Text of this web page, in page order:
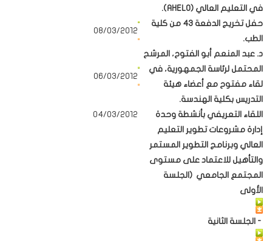
في التعليم العالي (AHELO).
حفل تخريج الدفعة 43 من كلية
الطب.
08/03/2012
د. عبد المنعم أبو الفتوح، المرشح
المحتمل لرئاسة الجمهورية، في
لقاء مفتوح مع أعضاء هيئة
التدريس بكلية الهندسة.
06/03/2012
اللقاء التعريفي بأنشطة وحدة
إدارة مشروعات تطوير التعليم
العالي وبرنامج التطوير المستمر
والتأهيل للاعتماد على مستوى
المجتمع الجامعي (الجلسة
الأولى
- الجلسة الثانية
04/03/2012